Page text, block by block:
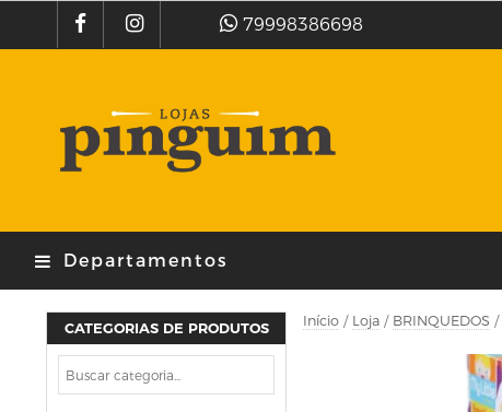
79998386698
Departamentos
Início / Loja / BRINQUEDOS /
CATEGORIAS DE PRODUTOS